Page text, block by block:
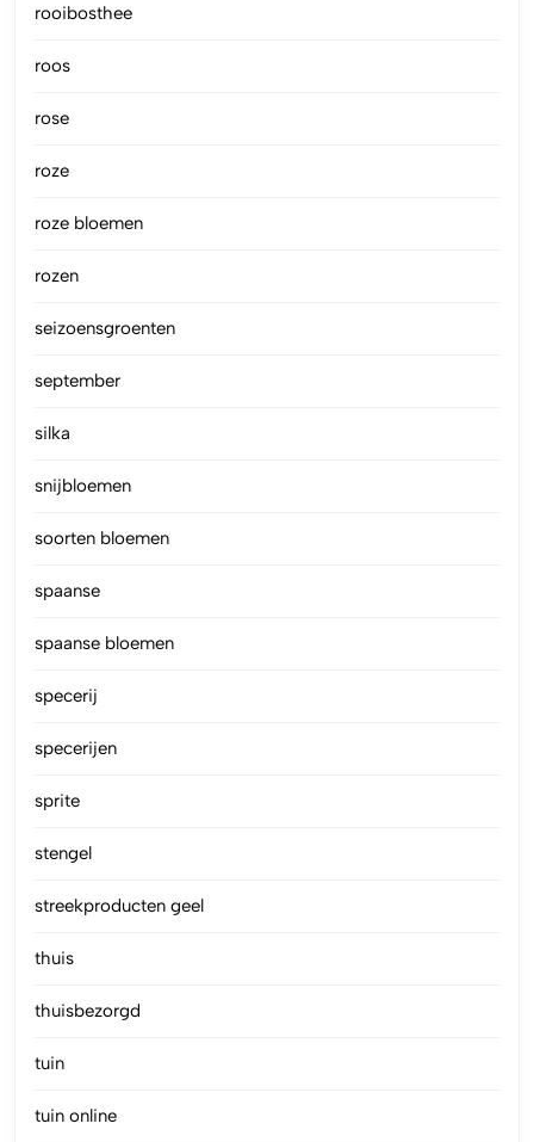
rooibosthee
roos
rose
roze
roze bloemen
rozen
seizoensgroenten
september
silka
snijbloemen
soorten bloemen
spaanse
spaanse bloemen
specerij
specerijen
sprite
stengel
streekproducten geel
thuis
thuisbezorgd
tuin
tuin online